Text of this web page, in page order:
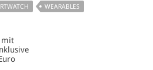
WEARABLES
mit